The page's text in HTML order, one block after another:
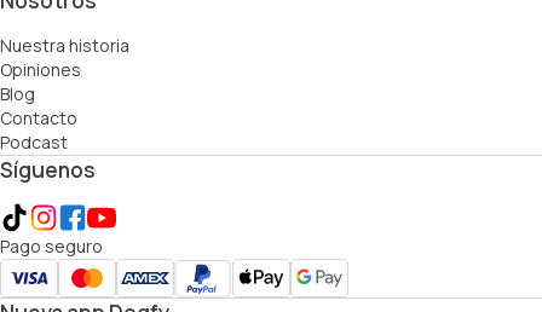
Nuestra historia
Opiniones
Blog
Contacto
Podcast
Síguenos
Pago seguro